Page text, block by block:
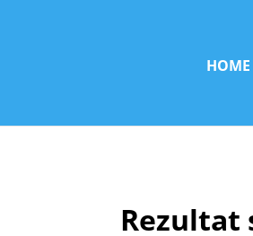
HOME
Rezultat